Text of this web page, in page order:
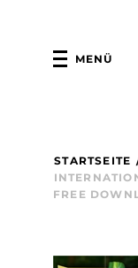
MENÜ
STARTSEITE
FREE